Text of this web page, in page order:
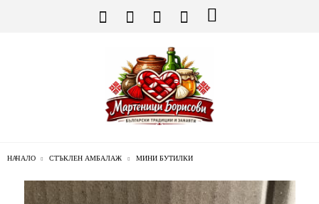
НАЧАЛО СТЪКЛЕН АМБАЛАЖ МИНИ БУТИЛКИ